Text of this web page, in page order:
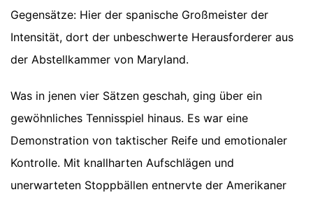
Gegensätze: Hier der spanische Großmeister der
Intensität, dort der unbeschwerte Herausforderer aus
der Abstellkammer von Maryland.
Was in jenen vier Sätzen geschah, ging über ein
gewöhnliches Tennisspiel hinaus. Es war eine
Demonstration von taktischer Reife und emotionaler
Kontrolle. Mit knallharten Aufschlägen und
unerwarteten Stoppbällen entnervte der Amerikaner